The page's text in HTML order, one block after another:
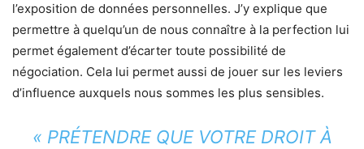
l’exposition de données personnelles. J’y explique que
permettre à quelqu’un de nous connaître à la perfection lui
permet également d’écarter toute possibilité de
négociation. Cela lui permet aussi de jouer sur les leviers
d’influence auxquels nous sommes les plus sensibles.
« PRÉTENDRE QUE VOTRE DROIT À